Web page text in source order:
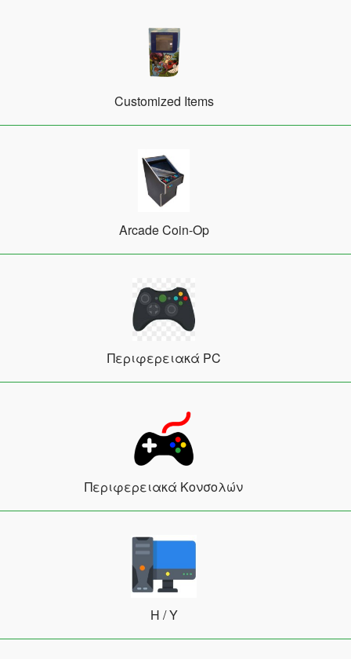
Customized Items
Arcade Coin-Op
Περιφερειακά PC
Περιφερειακά Κονσολών
Η / Υ